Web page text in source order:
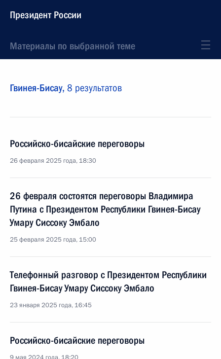
Президент России
Материалы по выбранной теме
Гвинея-Бисау, 8 результатов
Российско-бисайские переговоры
26 февраля 2025 года, 18:30
26 февраля состоятся переговоры Владимира
Путина с Президентом Республики Гвинея-Бисау
Умару Сиссоку Эмбало
25 февраля 2025 года, 15:00
Телефонный разговор с Президентом Республики
Гвинея-Бисау Умару Сиссоку Эмбало
23 января 2025 года, 16:45
Российско-бисайские переговоры